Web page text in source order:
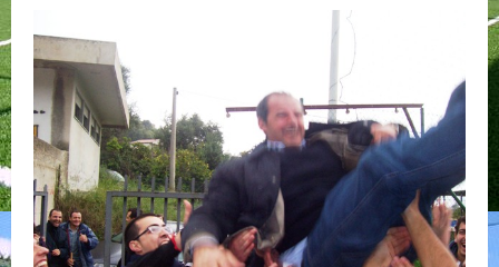
di
Cultura
preso
d’assalto
dai
tifosi.